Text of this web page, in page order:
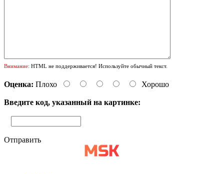
Внимание: HTML не поддерживается! Используйте обычный текст.
Оценка: Плохо Хорошо
Введите код, указанный на картинке:
Отправить